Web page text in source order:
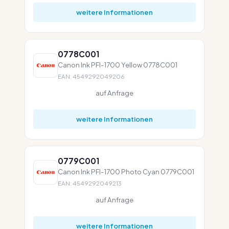
weitere Informationen
0778C001
Canon Ink PFI-1700 Yellow 0778C001
EAN: 4549292049206
auf Anfrage
weitere Informationen
0779C001
Canon Ink PFI-1700 Photo Cyan 0779C001
EAN: 4549292049213
auf Anfrage
weitere Informationen